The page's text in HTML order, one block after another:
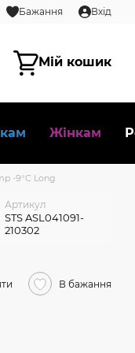
Бажання Вхід
Мій кошик
Жінкам
-9°C Long
Артикул
STS ASL041091-
210302
В бажання